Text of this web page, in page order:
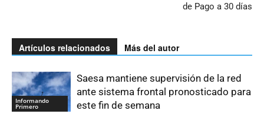
de Pago a 30 días
Artículos relacionados Más del autor
Informando
Primero
Saesa mantiene supervisión de la red
ante sistema frontal pronosticado para
este fin de semana